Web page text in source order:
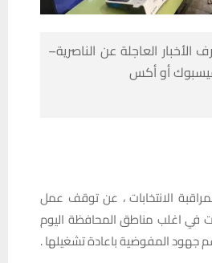
العاجلة عن الناصرية–
فيسبوك أو أكس
الانتخابات ، عن توقف عمل
في اغلب مناطق المحافظة اليوم
جهود المفوضية باعادة تشغيلها .